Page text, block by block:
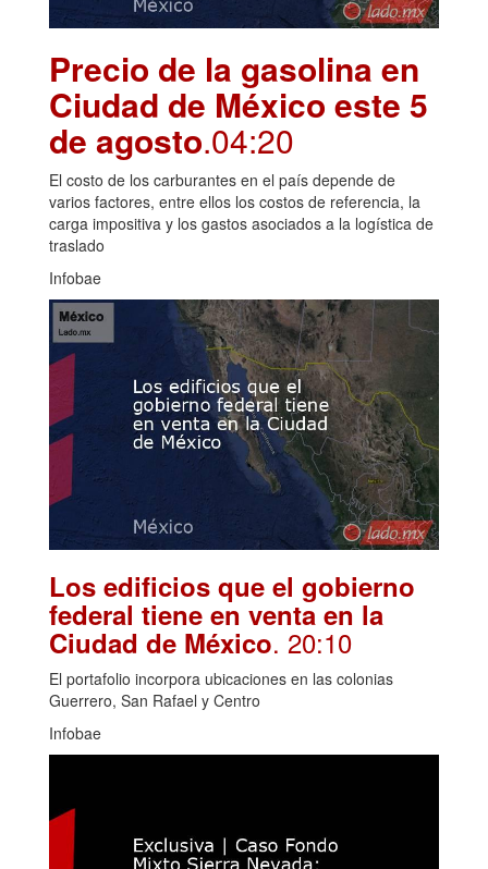
Precio de la gasolina en
Ciudad de México este 5
de agosto.04:20
El costo de los carburantes en el país depende de
varios factores, entre ellos los costos de referencia, la
carga impositiva y los gastos asociados a la logística de
traslado
Infobae
Los edificios que el gobierno
federal tiene en venta en la
Ciudad de México. 20:10
El portafolio incorpora ubicaciones en las colonias
Guerrero, San Rafael y Centro
Infobae